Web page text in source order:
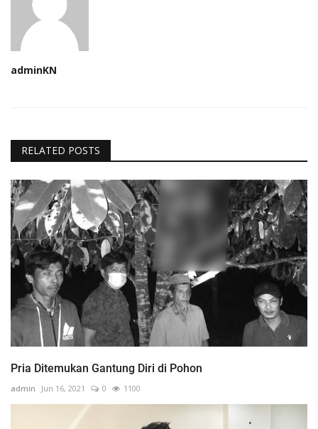
adminKN
RELATED POSTS
Pria Ditemukan Gantung Diri di Pohon
admin Jun 16, 2021 0 1100